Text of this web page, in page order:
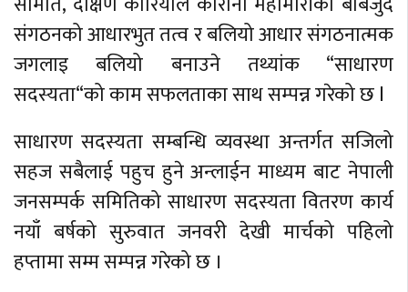
संगठनको आधारभुत तत्व र बलियो आधार संगठनात्मक
जगलाइ बलियो बनाउने तथ्यांक “साधारण
सदस्यता“को काम सफलताका साथ सम्पन्न गरेको छ l
साधारण सदस्यता सम्बन्धि व्यवस्था अन्तर्गत सजिलो
सहज सबैलाई पहुच हुने अन्लाईन माध्यम बाट नेपाली
जनसम्पर्क समितिको साधारण सदस्यता वितरण कार्य
नयाँ बर्षको सुरुवात जनवरी देखी मार्चको पहिलो
हप्तामा सम्म सम्पन्न गरेको छ ।